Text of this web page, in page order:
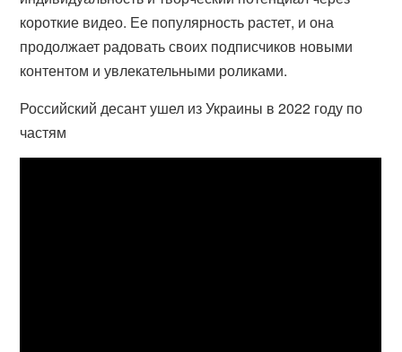
короткие видео. Ее популярность растет, и она
продолжает радовать своих подписчиков новыми
контентом и увлекательными роликами.
Российский десант ушел из Украины в 2022 году по
частям